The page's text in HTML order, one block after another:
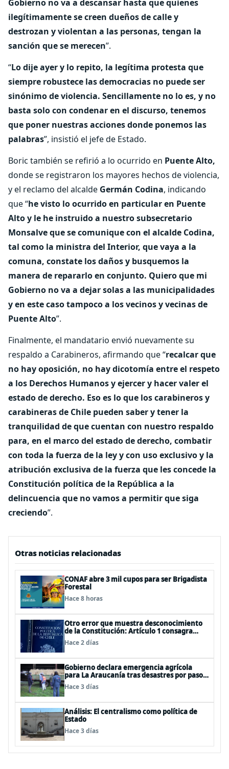
Gobierno no va a descansar hasta que quienes
ilegítimamente se creen dueños de calle y
destrozan y violentan a las personas, tengan la
sanción que se merecen”.
“Lo dije ayer y lo repito, la legítima protesta que
siempre robustece las democracias no puede ser
sinónimo de violencia. Sencillamente no lo es, y no
basta solo con condenar en el discurso, tenemos
que poner nuestras acciones donde ponemos las
palabras”, insistió el jefe de Estado.
Boric también se refirió a lo ocurrido en Puente Alto,
donde se registraron los mayores hechos de violencia,
y el reclamo del alcalde Germán Codina, indicando
que “he visto lo ocurrido en particular en Puente
Alto y le he instruido a nuestro subsecretario
Monsalve que se comunique con el alcalde Codina,
tal como la ministra del Interior, que vaya a la
comuna, constate los daños y busquemos la
manera de repararlo en conjunto. Quiero que mi
Gobierno no va a dejar solas a las municipalidades
y en este caso tampoco a los vecinos y vecinas de
Puente Alto”.
Finalmente, el mandatario envió nuevamente su
respaldo a Carabineros, afirmando que “recalcar que
no hay oposición, no hay dicotomía entre el respeto
a los Derechos Humanos y ejercer y hacer valer el
estado de derecho. Eso es lo que los carabineros y
carabineras de Chile pueden saber y tener la
tranquilidad de que cuentan con nuestro respaldo
para, en el marco del estado de derecho, combatir
con toda la fuerza de la ley y con uso exclusivo y la
atribución exclusiva de la fuerza que les concede la
Constitución política de la República a la
delincuencia que no vamos a permitir que siga
creciendo”.
Otras noticias relacionadas
CONAF abre 3 mil cupos para ser Brigadista
Forestal
Hace 8 horas
Otro error que muestra desconocimiento
de la Constitución: Artículo 1 consagra
resguardar la seguridad nacional y
proteger a los ciudadanos
Hace 2 días
Gobierno declara emergencia agrícola
para La Araucanía tras desastres por pasos
de sistemas frontales
Hace 3 días
Análisis: El centralismo como política de
Estado
Hace 3 días